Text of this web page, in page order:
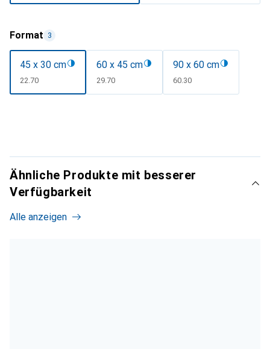
Format 3
45 x 30 cm
CHF
22.70
60 x 45 cm
CHF
29.70
90 x 60 cm
CHF
60.30
Ähnliche Produkte mit besserer
Verfügbarkeit
Alle anzeigen